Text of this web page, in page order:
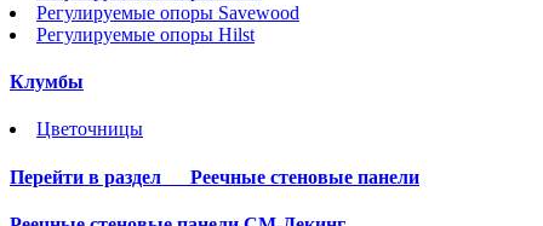
Регулируемые опоры Savewood
Регулируемые опоры Hilst
Клумбы
Цветочницы
Перейти в раздел Реечные стеновые панели